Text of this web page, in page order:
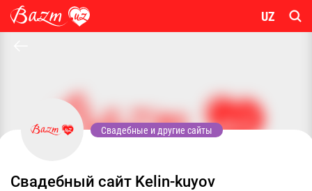
UZ
Свадебные и другие сайты
Свадебный сайт Kelin-kuyov